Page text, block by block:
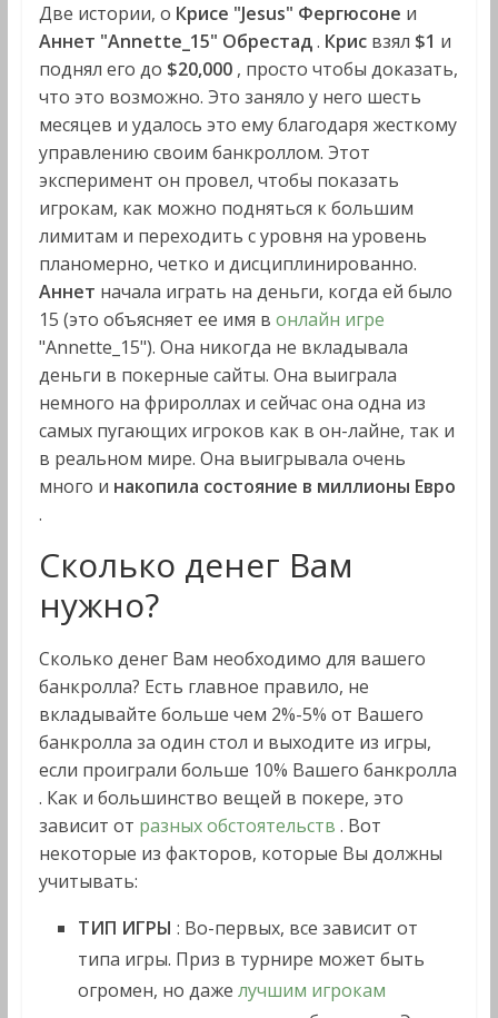
Две истории, о Крисе "Jesus" Фергюсоне и
Аннет "Annette_15" Обрестад. Крис взял $1 и
поднял его до $20,000 , просто чтобы доказать,
что это возможно. Это заняло у него шесть
месяцев и удалось это ему благодаря жесткому
управлению своим банкроллом. Этот
эксперимент он провел, чтобы показать
игрокам, как можно подняться к большим
лимитам и переходить с уровня на уровень
планомерно, четко и дисциплинированно.
Аннет начала играть на деньги, когда ей было
15 (это объясняет ее имя в онлайн игре
"Annette_15"). Она никогда не вкладывала
деньги в покерные сайты. Она выиграла
немного на фрироллах и сейчас она одна из
самых пугающих игроков как в он-лайне, так и
в реальном мире. Она выигрывала очень
много и накопила состояние в миллионы Евро
.
Сколько денег Вам
нужно?
Сколько денег Вам необходимо для вашего
банкролла? Есть главное правило, не
вкладывайте больше чем 2%-5% от Вашего
банкролла за один стол и выходите из игры,
если проиграли больше 10% Вашего банкролла
. Как и большинство вещей в покере, это
зависит от разных обстоятельств . Вот
некоторые из факторов, которые Вы должны
учитывать:
ТИП ИГРЫ : Во-первых, все зависит от
типа игры. Приз в турнире может быть
огромен, но даже лучшим игрокам